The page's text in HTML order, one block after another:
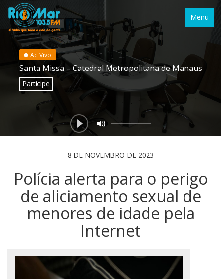
Menu
Ao Vivo
Santa Missa – Catedral Metropolitana de Manaus
Participe
8 DE NOVEMBRO DE 2023
Polícia alerta para o perigo
de aliciamento sexual de
menores de idade pela
Internet